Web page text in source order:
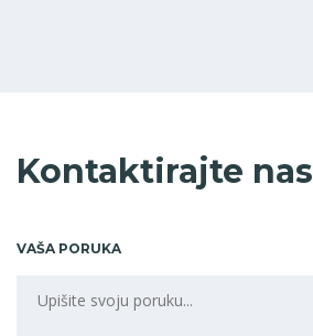
Kontaktirajte nas
VAŠA PORUKA